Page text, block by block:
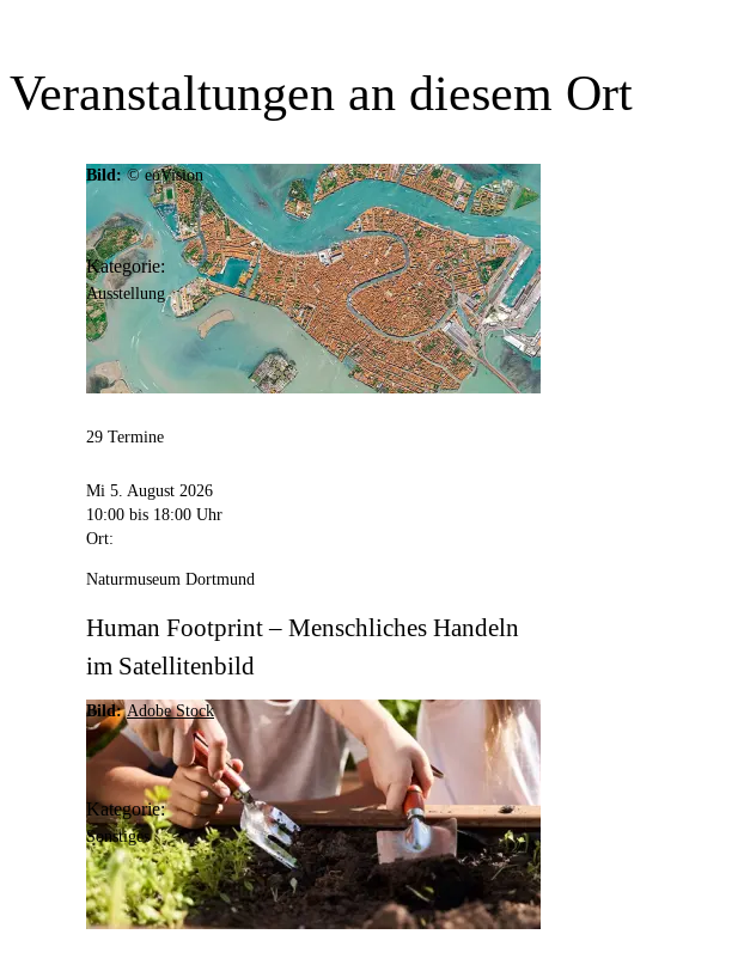
Veranstaltungen an diesem Ort
Bild: © eoVision
Kategorie:
Ausstellung
29 Termine
Mi 5. August 2026
10:00 bis 18:00 Uhr
Ort:
Naturmuseum Dortmund
Human Footprint – Menschliches Handeln
im Satellitenbild
Bild: Adobe Stock
Kategorie:
Sonstiges